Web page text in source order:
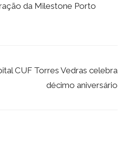
da Milestone Porto
CUF Torres Vedras celebra
décimo aniversário